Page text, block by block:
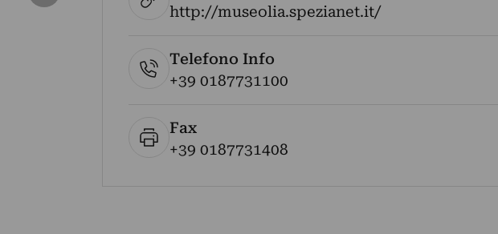
http://museolia.spezianet.it/
Telefono Info
+39 0187731100
Fax
+39 0187731408